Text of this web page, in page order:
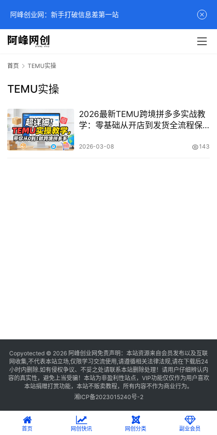
首页 TEMU实操
TEMU实操
2026最新TEMU跨境拼多多实战教
学：零基础从开店到发货全流程保
2026-03-08 143
Copyotected © 2026 阿峰创业网 免责声明：本站资源来自会员发布以及互联
网收集,不代表本站立场,仅限学习交流使用,请遵循相关法律法规,请在下载后24
小时内删除.如有侵权争议、不妥之处请联系本站删除处理！请用户仔细辨认内
容的真实性，避免上当受骗！本站为非盈利性站点，VIP功能仅仅作为用户喜欢
本站捐赠打赏功能，本站不贩卖教程，所有内容不作为商业行为。
湘ICP备2023015240号-2
首页 网创快讯 网创分类 副业会员
阿峰创业网：新手打破信息差第一站